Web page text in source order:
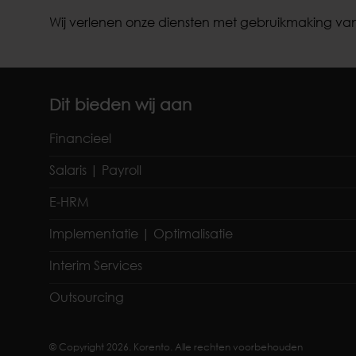
Wij verlenen onze diensten met gebruikmaking
Dit bieden wij aan
Financieel
Salaris | Payroll
E-HRM
Implementatie | Optimalisatie
Interim Services
Outsourcing
© Copyright 2026. Korento. Alle rechten voorbehouden